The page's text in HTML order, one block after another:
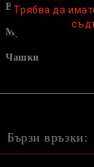
Въглени
Мундщуци
Чашки
Бързи връзки:
Трябва да